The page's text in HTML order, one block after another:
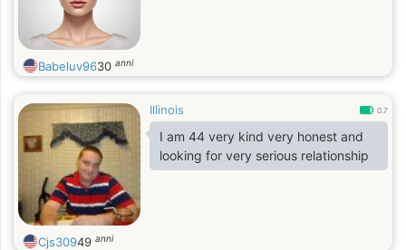
Babeluv9630 anni
Illinois 0.7
I am 44 very kind very honest and
looking for very serious relationship
Cjs30949 anni